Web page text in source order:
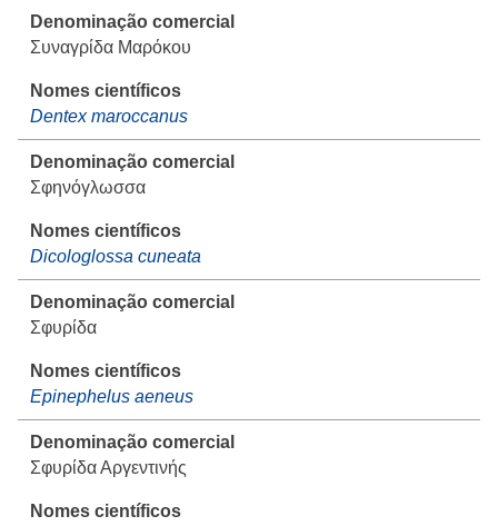
Συναγρίδα Μαρόκου
Dentex maroccanus
Σφηνόγλωσσα
Dicologlossa cuneata
Σφυρίδα
Epinephelus aeneus
Σφυρίδα Αργεντινής